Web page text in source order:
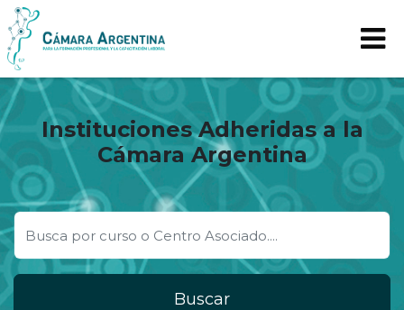
Instituciones Adheridas a la
Cámara Argentina
Buscar